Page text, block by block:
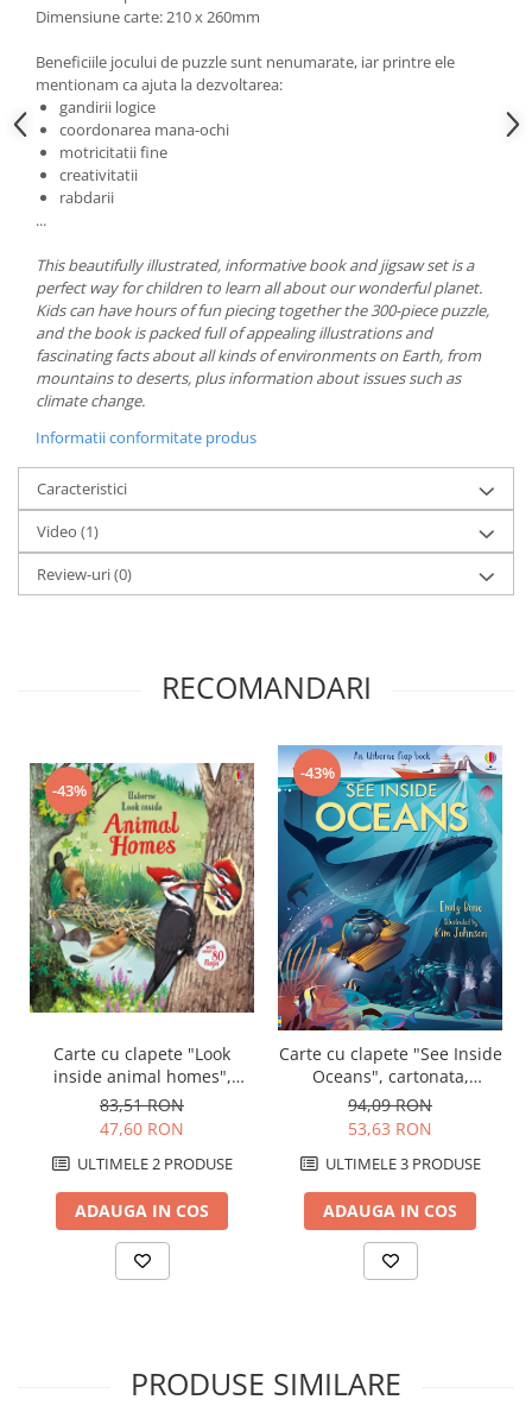
Dimensiune carte: 210 x 260mm
Beneficiile jocului de puzzle sunt nenumarate, iar printre ele
mentionam ca ajuta la dezvoltarea:
gandirii logice
coordonarea mana-ochi
motricitatii fine
creativitatii
rabdarii
...
This beautifully illustrated, informative book and jigsaw set is a
perfect way for children to learn all about our wonderful planet.
Kids can have hours of fun piecing together the 300-piece puzzle,
and the book is packed full of appealing illustrations and
fascinating facts about all kinds of environments on Earth, from
mountains to deserts, plus information about issues such as
climate change.
Informatii conformitate produs
Caracteristici
Video (1)
Review-uri(0)
RECOMANDARI
-43%
Carte cu clapete "Look
inside animal homes",
Usborne
83,51 RON
47,60 RON
ULTIMELE 2 PRODUSE
ADAUGA IN COS
-43%
Carte cu clapete "See Inside
Oceans", cartonata,
Usborne
94,09 RON
53,63 RON
ULTIMELE 3 PRODUSE
ADAUGA IN COS
PRODUSE SIMILARE